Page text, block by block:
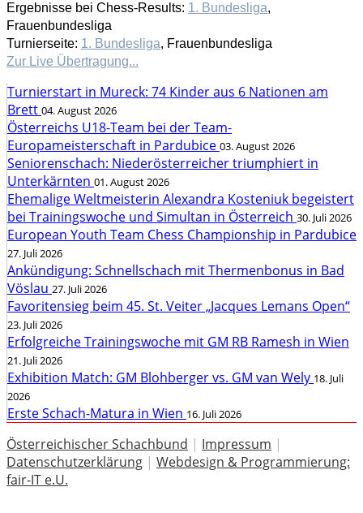
Ergebnisse bei Chess-Results: 1. Bundesliga,
Frauenbundesliga
Turnierseite: 1. Bundesliga, Frauenbundesliga
Zur Live Übertragung...
Turnierstart in Mureck: 74 Kinder aus 6 Nationen am
Brett 04. August 2026
Österreichs U18-Team bei der Team-
Europameisterschaft in Pardubice 03. August 2026
Seniorenschach: Niederösterreicher triumphiert in
Unterkärnten 01. August 2026
Ehemalige Weltmeisterin Alexandra Kosteniuk begeistert
bei Trainingswoche und Simultan in Österreich 30. Juli 2026
European Youth Team Chess Championship in Pardubice
27. Juli 2026
Ankündigung: Schnellschach mit Thermenbonus in Bad
Vöslau 27. Juli 2026
Favoritensieg beim 45. St. Veiter „Jacques Lemans Open“
23. Juli 2026
Erfolgreiche Trainingswoche mit GM RB Ramesh in Wien
21. Juli 2026
Exhibition Match: GM Blohberger vs. GM van Wely 18. Juli
2026
Erste Schach-Matura in Wien 16. Juli 2026
Österreichischer Schachbund | Impressum |
Datenschutzerklärung | Webdesign & Programmierung:
fair-IT e.U.